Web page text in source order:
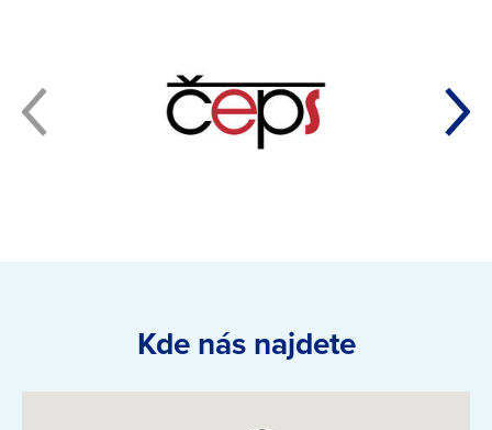
Kde nás najdete